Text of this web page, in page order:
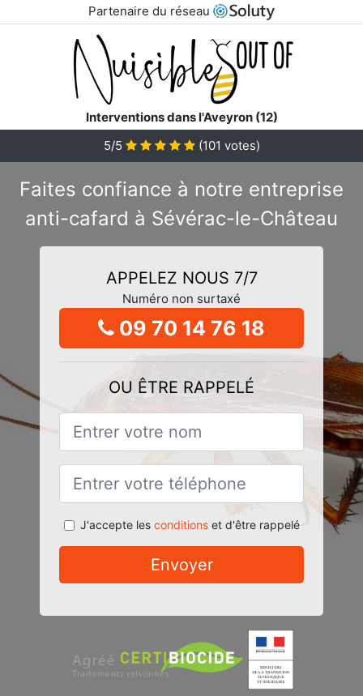
Partenaire du réseau
Interventions dans l'Aveyron (12)
5/5
(101 votes)
Faites confiance à notre entreprise
anti-cafard à Sévérac-le-Château
APPELEZ NOUS 7/7
Numéro non surtaxé
09 70 14 76 18
OU ÊTRE RAPPELÉ
J'accepte les conditionset d'être rappelé
Envoyer